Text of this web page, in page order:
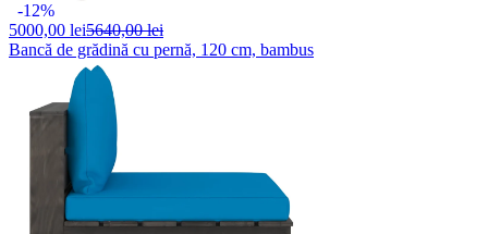
-12%
5000,00 lei5640,00 lei
Bancă de grădină cu pernă, 120 cm, bambus